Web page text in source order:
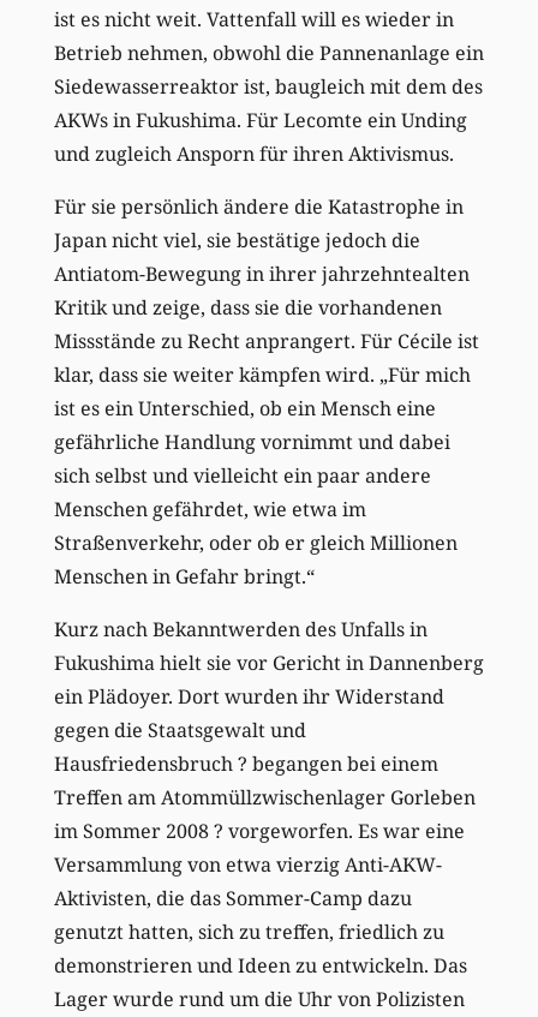
ist es nicht weit. Vattenfall will es wieder in
Betrieb nehmen, obwohl die Pannenanlage ein
Siedewasserreaktor ist, baugleich mit dem des
AKWs in Fukushima. Für Lecomte ein Unding
und zugleich Ansporn für ihren Aktivismus.
Für sie persönlich ändere die Katastrophe in
Japan nicht viel, sie bestätige jedoch die
Antiatom-Bewegung in ihrer jahrzehntealten
Kritik und zeige, dass sie die vorhandenen
Missstände zu Recht anprangert. Für Cécile ist
klar, dass sie weiter kämpfen wird. „Für mich
ist es ein Unterschied, ob ein Mensch eine
gefährliche Handlung vornimmt und dabei
sich selbst und vielleicht ein paar andere
Menschen gefährdet, wie etwa im
Straßenverkehr, oder ob er gleich Millionen
Menschen in Gefahr bringt.“
Kurz nach Bekanntwerden des Unfalls in
Fukushima hielt sie vor Gericht in Dannenberg
ein Plädoyer. Dort wurden ihr Widerstand
gegen die Staatsgewalt und
Hausfriedensbruch ? begangen bei einem
Treffen am Atommüllzwischenlager Gorleben
im Sommer 2008 ? vorgeworfen. Es war eine
Versammlung von etwa vierzig Anti-AKW-
Aktivisten, die das Sommer-Camp dazu
genutzt hatten, sich zu treffen, friedlich zu
demonstrieren und Ideen zu entwickeln. Das
Lager wurde rund um die Uhr von Polizisten